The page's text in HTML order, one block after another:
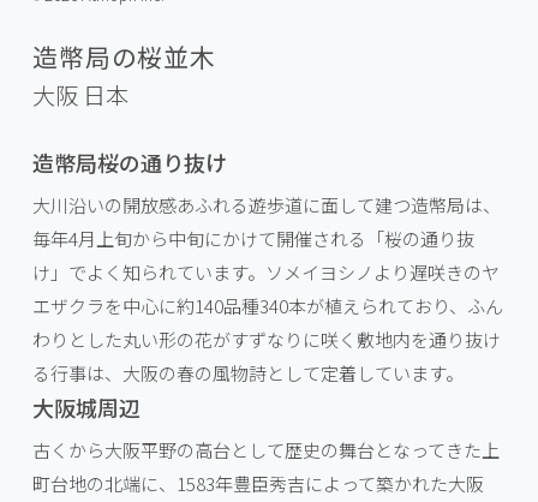
造幣局の桜並木
大阪 日本
造幣局桜の通り抜け
大川沿いの開放感あふれる遊歩道に面して建つ造幣局は、
毎年4月上旬から中旬にかけて開催される「桜の通り抜
け」でよく知られています。ソメイヨシノより遅咲きのヤ
エザクラを中心に約140品種340本が植えられており、ふん
わりとした丸い形の花がすずなりに咲く敷地内を通り抜け
る行事は、大阪の春の風物詩として定着しています。
大阪城周辺
古くから大阪平野の高台として歴史の舞台となってきた上
町台地の北端に、1583年豊臣秀吉によって築かれた大阪